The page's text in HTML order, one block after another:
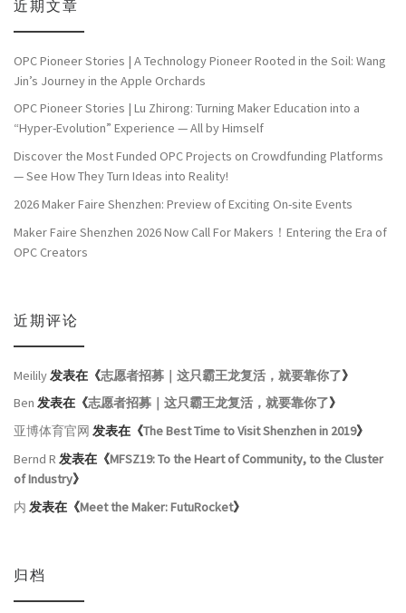
近期文章
OPC Pioneer Stories | A Technology Pioneer Rooted in the Soil: Wang
Jin’s Journey in the Apple Orchards
OPC Pioneer Stories | Lu Zhirong: Turning Maker Education into a
“Hyper-Evolution” Experience — All by Himself
Discover the Most Funded OPC Projects on Crowdfunding Platforms
— See How They Turn Ideas into Reality!
2026 Maker Faire Shenzhen: Preview of Exciting On-site Events
Maker Faire Shenzhen 2026 Now Call For Makers！Entering the Era of
OPC Creators
近期评论
Meilily 发表在《志愿者招募｜这只霸王龙复活，就要靠你了》
Ben 发表在《志愿者招募｜这只霸王龙复活，就要靠你了》
亚博体育官网 发表在《The Best Time to Visit Shenzhen in 2019》
Bernd R 发表在《MFSZ19: To the Heart of Community, to the Cluster
of Industry》
内 发表在《Meet the Maker: FutuRocket》
归档